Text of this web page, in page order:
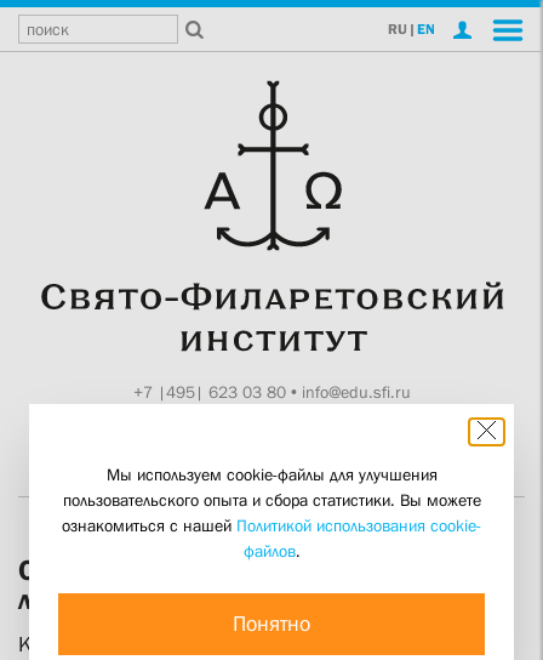
RU | EN
+7 |495| 623 03 80• info@edu.sfi.ru
Обновление и обновленчество:
лекарство или яд?
Круглый стол к столетию начала обновленческого
Мы используем cookie-файлы для улучшения
пользовательского опыта и сбора статистики. Вы можете
ознакомиться с нашей Политикой использования cookie-
файлов.
Понятно